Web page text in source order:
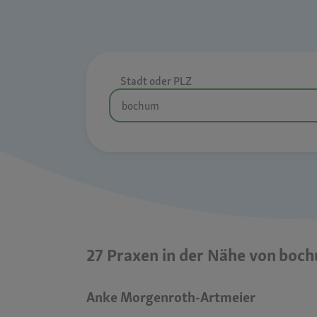
Stadt oder PLZ
27 Praxen in der Nähe von
Anke Morgenroth-Artmeier